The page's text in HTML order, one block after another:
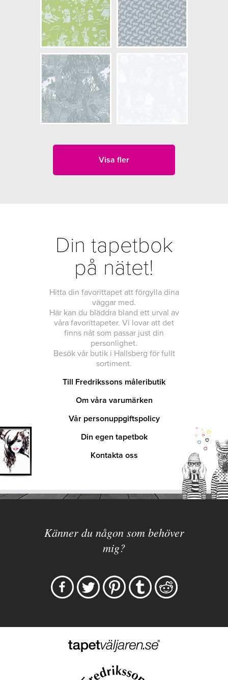
Visa fler
Din tapetbok
på nätet!
Hitta din favorittapet att förgylla dina
väggar med.
Här kan du bläddra bland ett urval av
våra favorittapeter. Vi lovar att det
finns nåt som passar just din
personlighet.
Besök vår butik i Hallsberg för fullt
sortiment.
Till Fredrikssons måleributik
Om våra varumärken
Vår personuppgiftspolicy
Din egen tapetbok
Kontakta oss
Känner du någon som behöver
mig?